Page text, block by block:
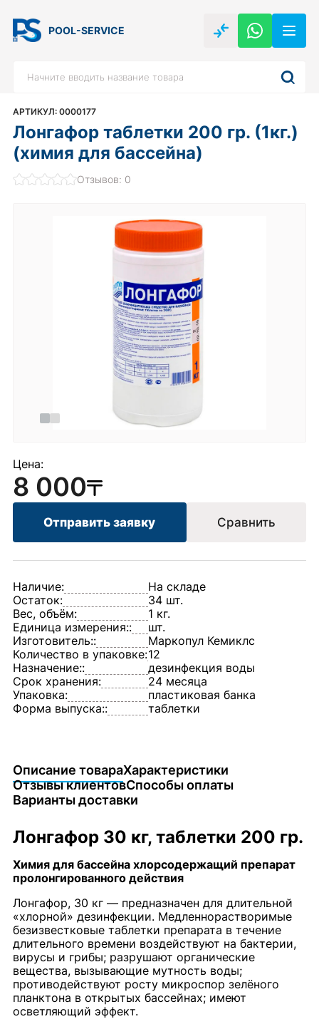
POOL-SERVICE
АРТИКУЛ: 0000177
Лонгафор таблетки 200 гр. (1кг.)
(химия для бассейна)
Отзывов: 0
Цена:
8 000
Отправить заявку Сравнить
Наличие:
На складе
Остаток:
34 шт.
Вес, объём:
1 кг.
Единица измерения::
шт.
Изготовитель::
Маркопул Кемиклс
Количество в упаковке:12
Назначение::
дезинфекция воды
Срок хранения:
24 месяца
Упаковка:
пластиковая банка
Форма выпуска::
таблетки
Описание товараХарактеристики
Отзывы клиентовСпособы оплаты
Варианты доставки
Лонгафор 30 кг, таблетки 200 гр.
Химия для бассейна хлорсодержащий препарат
пролонгированного действия
Лонгафор, 30 кг — предназначен для длительной
«хлорной» дезинфекции. Медленнорастворимые
безизвестковые таблетки препарата в течение
длительного времени воздействуют на бактерии,
вирусы и грибы; разрушают органические
вещества, вызывающие мутность воды;
противодействуют росту микроспор зелёного
планктона в открытых бассейнах; имеют
осветляющий эффект.